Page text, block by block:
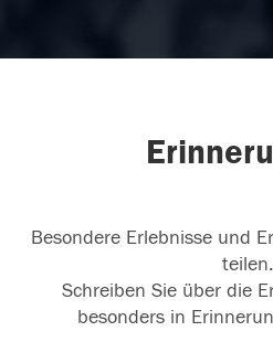
Besondere Erlebnisse und
teilen.
Schreiben Sie über die
besonders in